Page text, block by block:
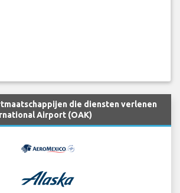
die diensten verlenen
Airport (OAK)